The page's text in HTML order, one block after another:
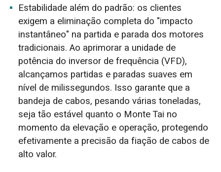
Estabilidade além do padrão: os clientes
exigem a eliminação completa do "impacto
instantâneo" na partida e parada dos motores
tradicionais. Ao aprimorar a unidade de
potência do inversor de frequência (VFD),
alcançamos partidas e paradas suaves em
nível de milissegundos. Isso garante que a
bandeja de cabos, pesando várias toneladas,
seja tão estável quanto o Monte Tai no
momento da elevação e operação, protegendo
efetivamente a precisão da fiação de cabos de
alto valor.